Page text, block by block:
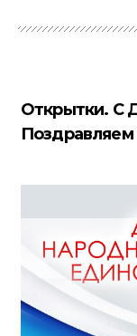
Открытки. С
Поздравляем